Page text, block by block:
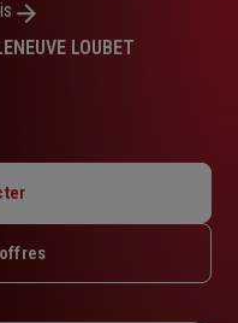
LOUBET